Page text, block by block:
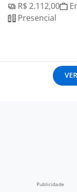
R$ 2.112,00
Presencial